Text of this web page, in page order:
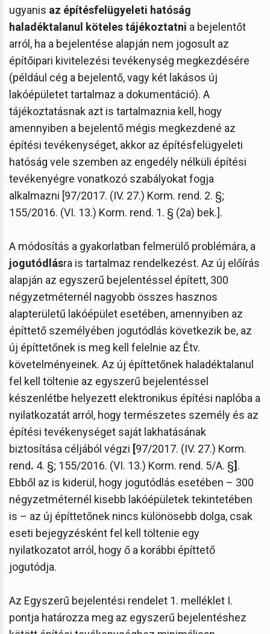
ugyanis az építésfelügyeleti hatóság
haladéktalanul köteles tájékoztatni a bejelentőt
arról, ha a bejelentése alapján nem jogosult az
építőipari kivitelezési tevékenység megkezdésére
(például cég a bejelentő, vagy két lakásos új
lakóépületet tartalmaz a dokumentáció). A
tájékoztatásnak azt is tartalmaznia kell, hogy
amennyiben a bejelentő mégis megkezdené az
építési tevékenységet, akkor az építésfelügyeleti
hatóság vele szemben az engedély nélküli építési
tevékenyégre vonatkozó szabályokat fogja
alkalmazni [97/2017. (IV. 27.) Korm. rend. 2. §;
155/2016. (VI. 13.) Korm. rend. 1. § (2a) bek.].
A módosítás a gyakorlatban felmerülő problémára, a
jogutódlásra is tartalmaz rendelkezést. Az új előírás
alapján az egyszerű bejelentéssel épített, 300
négyzetméternél nagyobb összes hasznos
alapterületű lakóépület esetében, amennyiben az
építtető személyében jogutódlás következik be, az
új építtetőnek is meg kell felelnie az Étv.
követelményeinek. Az új építtetőnek haladéktalanul
fel kell töltenie az egyszerű bejelentéssel
készenlétbe helyezett elektronikus építési naplóba a
nyilatkozatát arról, hogy természetes személy és az
építési tevékenységet saját lakhatásának
biztosítása céljából végzi [97/2017. (IV. 27.) Korm.
rend. 4. §; 155/2016. (VI. 13.) Korm. rend. 5/A. §] .
Ebből az is kiderül, hogy jogutódlás esetében – 300
négyzetméternél kisebb lakóépületek tekintetében
is – az új építtetőnek nincs különösebb dolga, csak
eseti bejegyzésként fel kell töltenie egy
nyilatkozatot arról, hogy ő a korábbi építtető
jogutódja.
Az Egyszerű bejelentési rendelet 1. melléklet I.
pontja határozza meg az egyszerű bejelentéshez